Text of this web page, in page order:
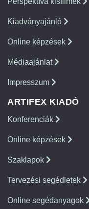
Kiadványajánló
Online képzések
Médiaajánlat
Impresszum
ARTIFEX KIADÓ
Konferenciák
Online képzések
Szaklapok
Tervezési segédletek
Online segédanyagok